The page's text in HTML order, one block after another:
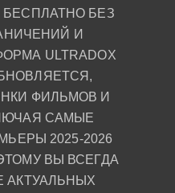
БЕСПЛАТНО БЕЗ
И
ULTRADOX
ФИЛЬМОВ И
САМЫЕ
2025-2026
ВЫ ВСЕГДА
АКТУАЛЬНЫХ